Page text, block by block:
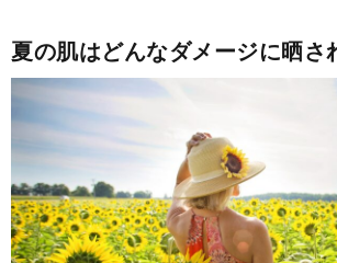
夏の肌はどんなダメージに晒さ